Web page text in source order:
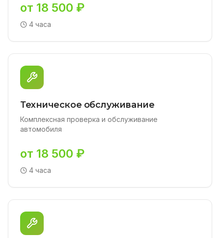
от 18 500 ₽
4 часа
Техническое обслуживание
Комплексная проверка и обслуживание
автомобиля
от 18 500 ₽
4 часа